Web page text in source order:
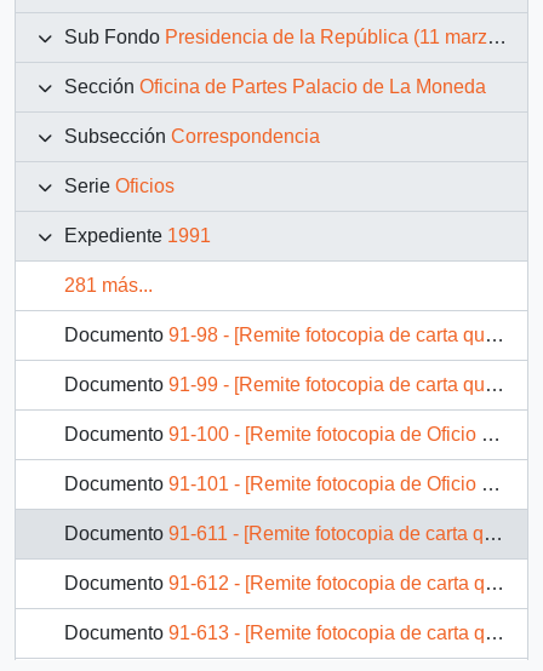
Sub Fondo Presidencia de la República (11 marzo 1990 – 11 marzo 1994)
Sección Oficina de Partes Palacio de La Moneda
Subsección Correspondencia
Serie Oficios
Expediente 1991
281 más...
Documento 91-98 - [Remite fotocopia de carta que se indica a Ministro de Justicia]
Documento 91-99 - [Remite fotocopia de carta que se indica a Ministro de Minería]
Documento 91-100 - [Remite fotocopia de Oficio que se indica a Ministro de Hacienda]
Documento 91-101 - [Remite fotocopia de Oficio que se indica a Ministro de Salud Pública]
Documento 91-611 - [Remite fotocopia de carta que se indica a Intendente Región del Bío Bío]
Documento 91-612 - [Remite fotocopia de carta que se indica a Subsecretario del Interior]
Documento 91-613 - [Remite fotocopia de carta que se indica a Presidente Banco del Estado]